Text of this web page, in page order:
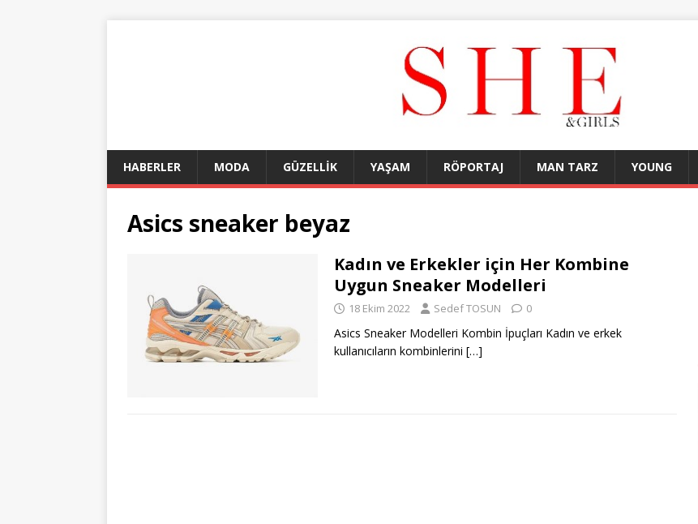
HABERLER MODA GÜZELLİK YAŞAM RÖPORTAJ MAN TARZ YOUNG
Asics sneaker beyaz
Kadın ve Erkekler için Her Kombine
Uygun Sneaker Modelleri
18 Ekim 2022 Sedef TOSUN 0
Asics Sneaker Modelleri Kombin İpuçları Kadın ve erkek
kullanıcıların kombinlerini […]